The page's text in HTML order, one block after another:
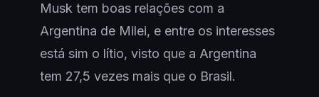
Musk tem boas relações com a
Argentina de Milei, e entre os interesses
está sim o lítio, visto que a Argentina
tem 27,5 vezes mais que o Brasil.